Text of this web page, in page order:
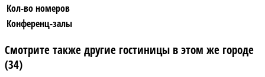
Кол-во номеров
Конференц-залы
Смотрите также другие гостиницы в этом же городе
(34)